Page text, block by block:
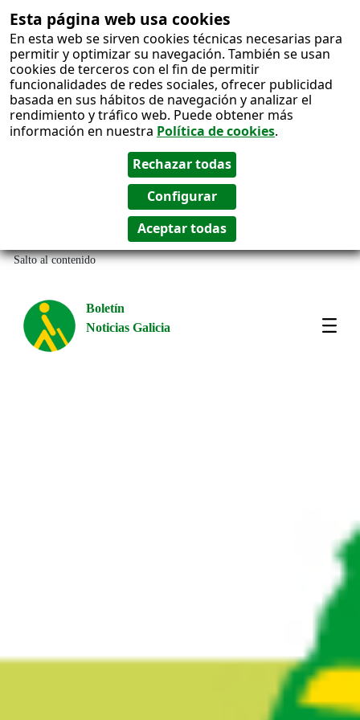
Esta página web usa cookies
En esta web se sirven cookies técnicas necesarias para
permitir y optimizar su navegación. También se usan
cookies de terceros con el fin de permitir
funcionalidades de redes sociales, ofrecer publicidad
basada en sus hábitos de navegación y analizar el
rendimiento y tráfico web. Puede obtener más
información en nuestra Política de cookies.
Salto al contenido
Boletín
Noticias Galicia